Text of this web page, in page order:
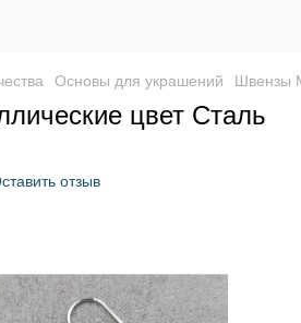
Основы для украшений Швензы
цвет Cталь
отзыв